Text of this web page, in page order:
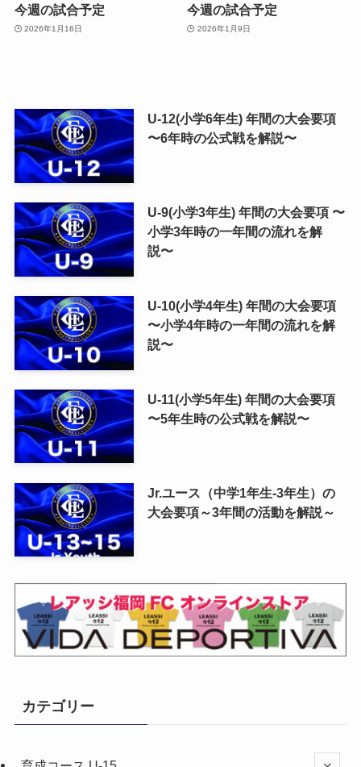
今週の試合予定
2026年1月16日
今週の試合予定
2026年1月9日
U-12(小学6年生) 年間の大会要項
〜6年時の公式戦を解説〜
U-9(小学3年生) 年間の大会要項 〜
小学3年時の一年間の流れを解
説〜
U-10(小学4年生) 年間の大会要項
〜小学4年時の一年間の流れを解
説〜
U-11(小学5年生) 年間の大会要項
〜5年生時の公式戦を解説〜
Jr.ユース（中学1年生-3年生）の
大会要項～3年間の活動を解説～
カテゴリー